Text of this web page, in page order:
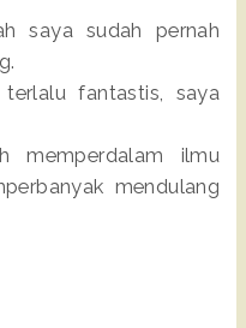
saya sudah pernah
fantastis, saya
memperdalam ilmu
mendulang